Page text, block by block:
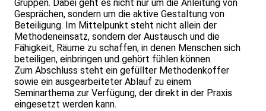
Gruppen. Dabei geht es nicht nur um die Anleitung von
Gesprächen, sondern um die aktive Gestaltung von
Beteiligung. Im Mittelpunkt steht nicht allein der
Methodeneinsatz, sondern der Austausch und die
Fähigkeit, Räume zu schaffen, in denen Menschen sich
beteiligen, einbringen und gehört fühlen können.
Zum Abschluss steht ein gefüllter Methodenkoffer
sowie ein ausgearbeiteter Ablauf zu einem
Seminarthema zur Verfügung, der direkt in der Praxis
eingesetzt werden kann.